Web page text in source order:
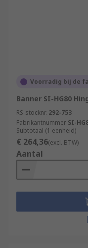
Voorradig bij de
Banner SI-HG80
RS-stocknr. 292-753
Fabrikantnummer SI-
Subtotaal (1 eenheid)
€ 264,36(excl. BTW)
Aantal